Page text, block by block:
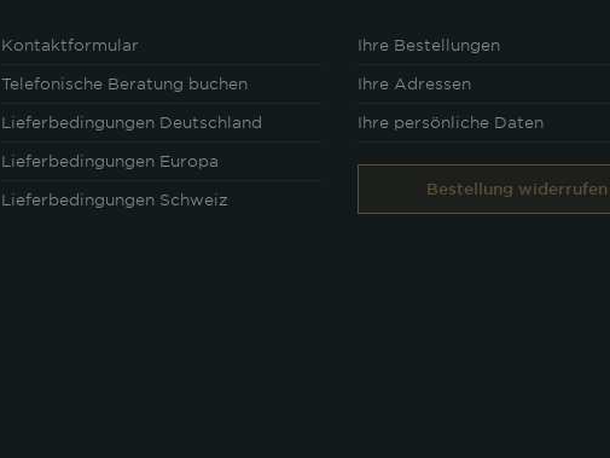
Kontaktformular
Telefonische Beratung buchen
Lieferbedingungen Deutschland
Lieferbedingungen Europa
Lieferbedingungen Schweiz
Ihre Bestellungen
Ihre Adressen
Ihre persönliche Daten
Bestellung widerrufen